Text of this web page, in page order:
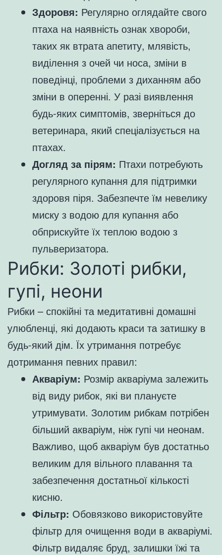
Здоровя: Регулярно оглядайте свого
птаха на наявність ознак хвороби,
таких як втрата апетиту, млявість,
виділення з очей чи носа, зміни в
поведінці, проблеми з диханням або
зміни в оперенні. У разі виявлення
будь-яких симптомів, зверніться до
ветеринара, який спеціалізується на
птахах.
Догляд за пірям: Птахи потребують
регулярного купання для підтримки
здоровя піря. Забезпечте їм невелику
миску з водою для купання або
обприскуйте їх теплою водою з
пульверизатора.
Рибки: Золоті рибки,
гупі, неони
Рибки – спокійні та медитативні домашні
улюбленці, які додають краси та затишку в
будь-який дім. Їх утримання потребує
дотримання певних правил:
Акваріум: Розмір акваріума залежить
від виду рибок, які ви плануєте
утримувати. Золотим рибкам потрібен
більший акваріум, ніж гупі чи неонам.
Важливо, щоб акваріум був достатньо
великим для вільного плавання та
забезпечення достатньої кількості
кисню.
Фільтр: Обовязково використовуйте
фільтр для очищення води в акваріумі.
Фільтр видаляє бруд, залишки їжі та